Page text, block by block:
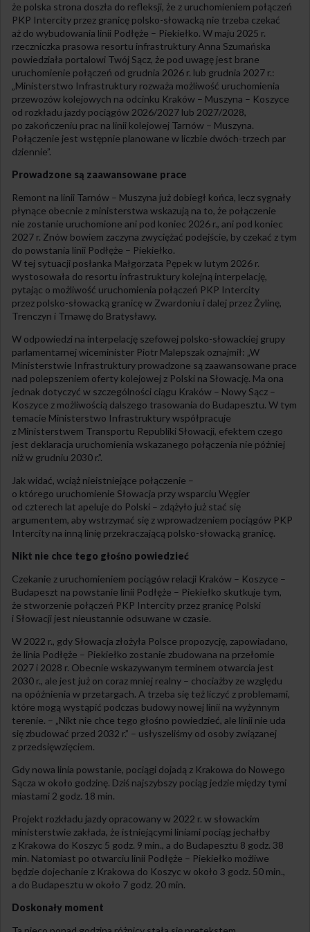
że polska strona doszła do refleksji, że z uruchomieniem połączeń
PKP Intercity przez granicę polsko-słowacką nie trzeba czekać
aż do wybudowania linii Podłęże – Piekiełko. W maju 2025 r.
rzeczniczka prasowa resortu infrastruktury Anna Szumańska
powiedziała portalowi Twój Sącz, że pod uwagę jest brane
uruchomienie połączeń od grudnia 2026 r. lub grudnia 2027 r.:
„Ministerstwo Infrastruktury rozważa możliwość uruchomienia
przewozów kolejowych na odcinku Kraków – Muszyna – Koszyce
od rozkładu jazdy pociągów 2026/2027 lub 2027/2028,
po zakończeniu prac na linii kolejowej Tarnów – Muszyna.
Połączenie jest wstępnie planowane w liczbie dwóch-trzech par
dziennie”.
Prowadzone są zaawansowane prace
Remont na linii Tarnów – Muszyna już dobiegł końca, lecz sygnały
płynące obecnie z ministerstwa wskazują na to, że połączenie
nie zostanie uruchomione ani pod koniec 2026 r., ani pod koniec
2027 r. Znów bowiem zaczyna zwyciężać podejście, by czekać z tym
do powstania linii Podłęże – Piekiełko.
W tej sytuacji posłanka Małgorzata Pępek w lutym 2026 r.
wystosowała do resortu infrastruktury kolejną interpelację,
pytając o możliwość uruchomienia połączeń PKP Intercity
przez polsko-słowacką granicę w Zwardoniu i dalej przez Żylinę,
Trenczyn i Trnawę do Bratysławy.
W odpowiedzi na interpelację szefowej polsko-słowackiej grupy
parlamentarnej wiceminister Piotr Malepszak oznajmił: „W
Ministerstwie Infrastruktury prowadzone są zaawansowane prace
nad polepszeniem oferty kolejowej z Polski na Słowację. Ma ona
jednak dotyczyć w szczególności ciągu Kraków – Nowy Sącz –
Koszyce z możliwością dalszego trasowania do Budapesztu. W tym
temacie Ministerstwo Infrastruktury współpracuje
z Ministerstwem Transportu Republiki Słowacji, efektem czego
jest deklaracja uruchomienia wskazanego połączenia nie później
niż w grudniu 2030 r.”.
Jak widać, wciąż nieistniejące połączenie –
o którego uruchomienie Słowacja przy wsparciu Węgier
od czterech lat apeluje do Polski – zdążyło już stać się
argumentem, aby wstrzymać się z wprowadzeniem pociągów PKP
Intercity na inną linię przekraczającą polsko-słowacką granicę.
Nikt nie chce tego głośno powiedzieć
Czekanie z uruchomieniem pociągów relacji Kraków – Koszyce –
Budapeszt na powstanie linii Podłęże – Piekiełko skutkuje tym,
że stworzenie połączeń PKP Intercity przez granicę Polski
i Słowacji jest nieustannie odsuwane w czasie.
W 2022 r., gdy Słowacja złożyła Polsce propozycję, zapowiadano,
że linia Podłęże – Piekiełko zostanie zbudowana na przełomie
2027 i 2028 r. Obecnie wskazywanym terminem otwarcia jest
2030 r., ale jest już on coraz mniej realny – chociażby ze względu
na opóźnienia w przetargach. A trzeba się też liczyć z problemami,
które mogą wystąpić podczas budowy nowej linii na wyżynnym
terenie. – „Nikt nie chce tego głośno powiedzieć, ale linii nie uda
się zbudować przed 2032 r.” – usłyszeliśmy od osoby związanej
z przedsięwzięciem.
Gdy nowa linia powstanie, pociągi dojadą z Krakowa do Nowego
Sącza w około godzinę. Dziś najszybszy pociąg jedzie między tymi
miastami 2 godz. 18 min.
Projekt rozkładu jazdy opracowany w 2022 r. w słowackim
ministerstwie zakłada, że istniejącymi liniami pociąg jechałby
z Krakowa do Koszyc 5 godz. 9 min., a do Budapesztu 8 godz. 38
min. Natomiast po otwarciu linii Podłęże – Piekiełko możliwe
będzie dojechanie z Krakowa do Koszyc w około 3 godz. 50 min.,
a do Budapesztu w około 7 godz. 20 min.
Doskonały moment